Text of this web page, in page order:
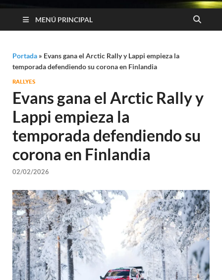
MENÚ PRINCIPAL
Portada » Evans gana el Arctic Rally y Lappi empieza la
temporada defendiendo su corona en Finlandia
RALLYES
Evans gana el Arctic Rally y
Lappi empieza la
temporada defendiendo su
corona en Finlandia
02/02/2026